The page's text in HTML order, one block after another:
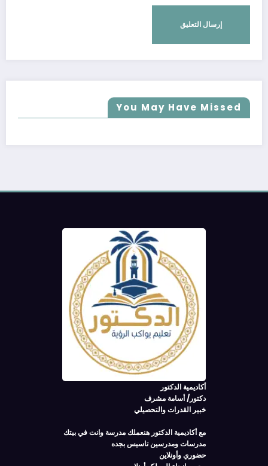
You May Have Missed
أكاديمية الدكتور
دكتور/ أسامة مشرف
خبير القدرات والتحصيلي
مع أكاديمية الدكتور هنعملك مدرسة وانت في بيتك
مدرسات ومدرسين تاسيس بجده
حضوري وأونلاين